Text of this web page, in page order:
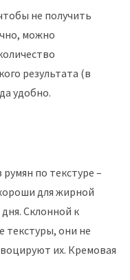
не получить
можно
результата (в
удобно.
по текстуре –
для жирной
Склонной к
текстуры, они не
их. Кремовая